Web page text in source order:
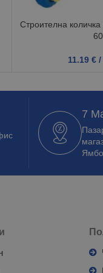
Строителна
11.19 € /
7